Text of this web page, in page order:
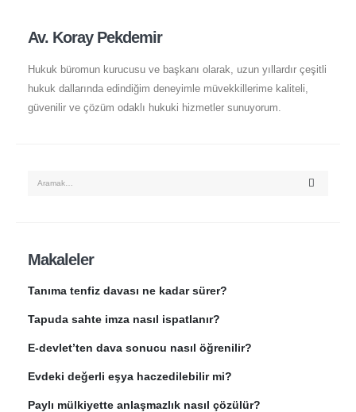
Av. Koray Pekdemir
Hukuk büromun kurucusu ve başkanı olarak, uzun yıllardır çeşitli
hukuk dallarında edindiğim deneyimle müvekkillerime kaliteli,
güvenilir ve çözüm odaklı hukuki hizmetler sunuyorum.
Makaleler
Tanıma tenfiz davası ne kadar sürer?
Tapuda sahte imza nasıl ispatlanır?
E-devlet’ten dava sonucu nasıl öğrenilir?
Evdeki değerli eşya haczedilebilir mi?
Paylı mülkiyette anlaşmazlık nasıl çözülür?